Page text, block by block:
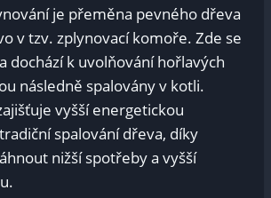
je přeměna pevného dřeva
v tzv. zplynovací komoře. Zde se
dochází k uvolňování hořlavých
následně spalovány v kotli.
vyšší energetickou
spalování dřeva, díky
nižší spotřeby a vyšší